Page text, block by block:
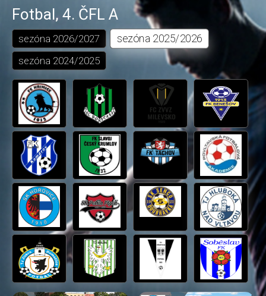
Fotbal, 4. ČFL A
sezóna 2026/2027 sezóna 2025/2026
sezóna 2024/2025